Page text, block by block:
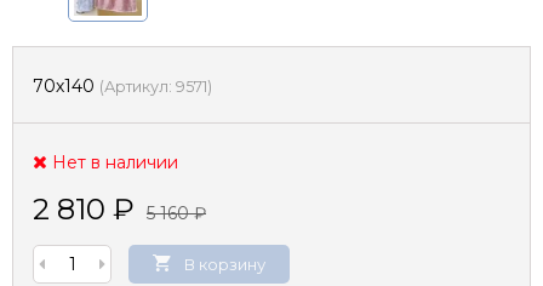
70х140 (Артикул: 9571)
Нет в наличии
2 810 ₽ 5 160₽
В корзину